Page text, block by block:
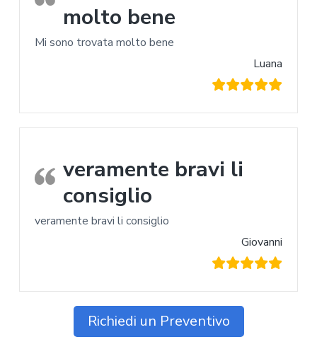
molto bene
Mi sono trovata molto bene
Luana
veramente bravi li
consiglio
veramente bravi li consiglio
Giovanni
Richiedi un Preventivo